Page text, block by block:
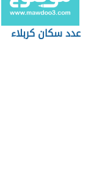
عدد سكان كربلاء